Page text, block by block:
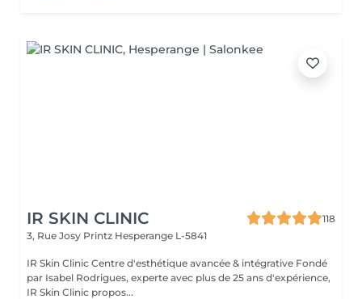
IR SKIN CLINIC
118
3, Rue Josy Printz Hesperange L-5841
IR Skin Clinic Centre d'esthétique avancée & intégrative Fondé
par Isabel Rodrigues, experte avec plus de 25 ans d'expérience,
IR Skin Clinic propos...